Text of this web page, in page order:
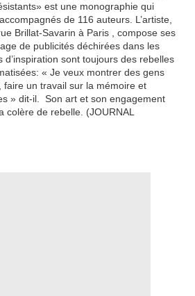
est une monographie qui
de 116 auteurs. L’artiste,
Brillat-Savarin à Paris , compose ses
de publicités déchirées dans les
d’inspiration sont toujours des rebelles
« Je veux montrer des gens
un travail sur la mémoire et
» dit-il. Son art et son engagement
colère de rebelle. (JOURNAL